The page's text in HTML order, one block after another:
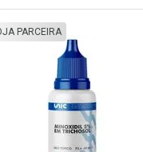
Menos
PARCEIRA